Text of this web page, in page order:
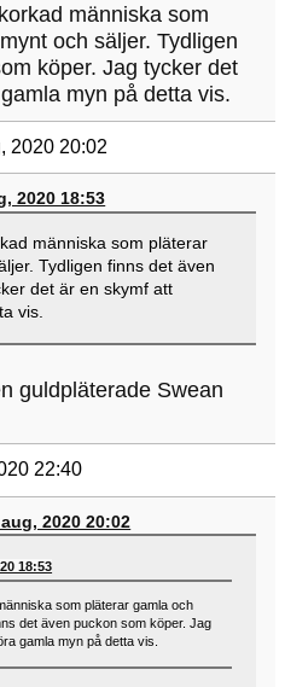
människa som
och säljer. Tydligen
köper. Jag tycker det
myn på detta vis.
2020 20:02
2020 18:53
människa som pläterar
Tydligen finns det även
det är en skymf att
vis.
guldpläterade Swean
22:40
2020 20:02
18:53
som pläterar gamla och
det även puckon som köper. Jag
gamla myn på detta vis.